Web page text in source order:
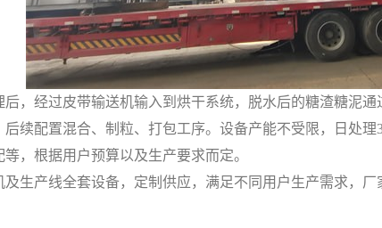
经过皮带输送机输入到烘干系统，脱水后的糖渣糖泥通
续配置混合、制粒、打包工序。设备产能不受限，日处
，根据用户预算以及生产要求而定。
及生产线全套设备，定制供应，满足不同用户生产需求，